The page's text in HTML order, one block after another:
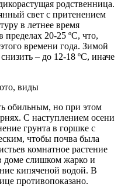
родственница.
свет с притенением
в летнее время
20-25 ºC, что,
времени года. Зимой
– до 12-18 ºC, иначе
виды
обильным, но при этом
С наступлением осени
грунта в горшке с
чтобы почва была
комнатное растение
доме слишком жарко и
кипяченой водой. В
противопоказано.